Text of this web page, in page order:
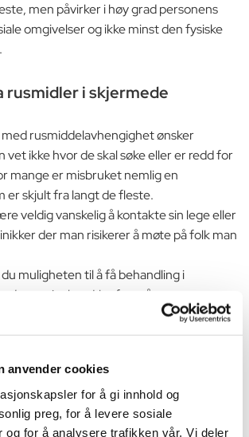
anvender cookies
for å gi innhold og
preg, for å levere sosiale
og for å analysere trafikken vår. Vi deler
men påvirker i høy grad personens
omgivelser og ikke minst den fysiske
rusmidler i skjermede
rusmiddelavhengighet ønsker
vet ikke hvor de skal søke eller er redd for
mange er misbruket nemlig en
er skjult fra langt de fleste.
veldig vanskelig å kontakte sin lege eller
der man risikerer å møte på folk man
muligheten til å få behandling i
omgivelser. Her foregår
nemlig på et privat område i Spania der
hverdag og dine vanlige omgivelser. Det
om nysgjerrige blikk eller kjente